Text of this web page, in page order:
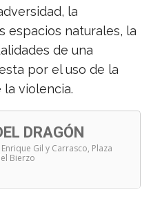
la
espacios naturales, la
de una
por el uso de la
la violencia.
DRAGÓN
Gil y Carrasco, Plaza
Bierzo